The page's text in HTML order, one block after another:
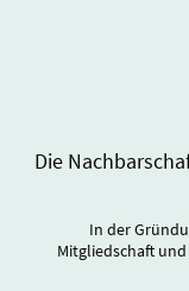
Die
In der
Mitgliedschaft